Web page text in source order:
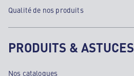
Qualité de nos produits
PRODUITS & ASTUCES
Nos catalogues